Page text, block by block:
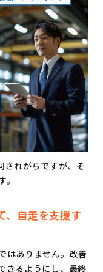
されがちですが、そ
、自走を支援す
はありません。改善
きるようにし、最終